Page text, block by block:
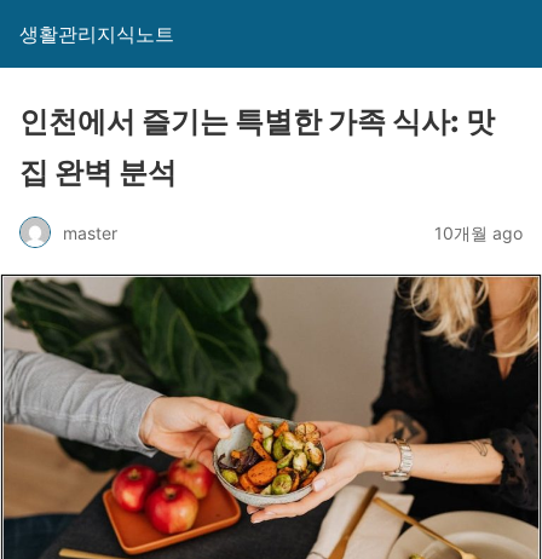
생활관리지식노트
인천에서 즐기는 특별한 가족 식사: 맛
집 완벽 분석
master 10개월 ago